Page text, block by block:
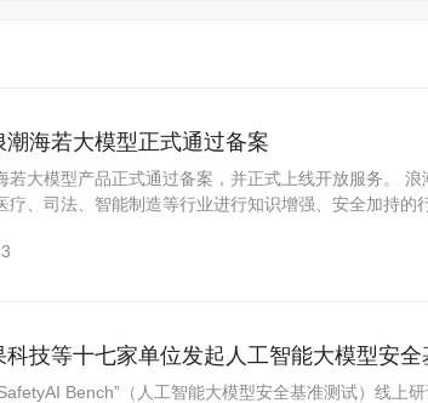
海若大模型正式通过备案
若大模型产品正式通过备案，并正式上线开放服务。
疗、司法、智能制造等行业进行知识增强、安全加持的
技等十七家单位发起人工智能大模型安全
Bench”（人工智能大模型安全基准测试）线上